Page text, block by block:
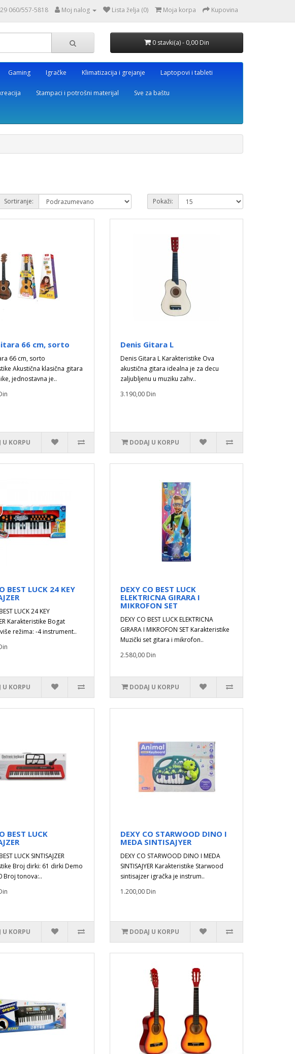
060/557-5818 Moj nalog Lista želja (0) Moja korpa Kupovina
0 stavki(a) - 0,00 Din
Gaming Igračke Klimatizacija i grejanje Laptopovi i tableti
Stampaci i potrošni materijal Sve za baštu
Sortiranje: Pokaži:
66 cm, sorto
66 cm, sorto
Akustična klasična gitara
jednostavna je..
U KORPU
Denis Gitara L
Denis Gitara L Karakteristike Ova
akustična gitara idealna je za decu
zaljubljenu u muziku zahv..
3.190,00 Din
DODAJ U KORPU
BEST LUCK 24 KEY
LUCK 24 KEY
Karakteristike Bogat
režima: -4 instrument..
U KORPU
DEXY CO BEST LUCK
ELEKTRICNA GIRARA I
MIKROFON SET
DEXY CO BEST LUCK ELEKTRICNA
GIRARA I MIKROFON SET Karakteristike
Muzički set gitara i mikrofon..
2.580,00 Din
DODAJ U KORPU
BEST LUCK
LUCK SINTISAJZER
Broj dirki: 61 dirki Demo
Broj tonova:..
U KORPU
DEXY CO STARWOOD DINO I
MEDA SINTISAJYER
DEXY CO STARWOOD DINO I MEDA
SINTISAJYER Karakteristike Starwood
sintisajzer igračka je instrum..
1.200,00 Din
DODAJ U KORPU